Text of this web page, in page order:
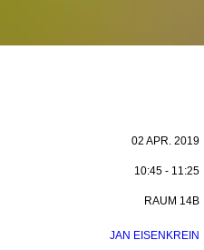
02 APR. 2019
10:45 - 11:25
RAUM 14B
JAN EISENKREIN